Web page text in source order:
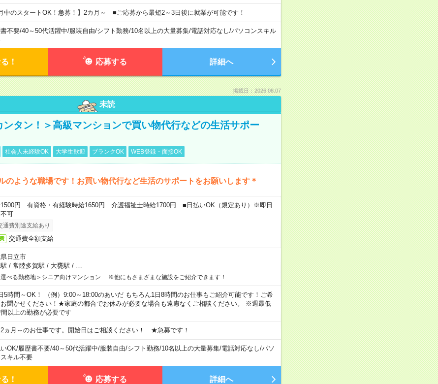
中のスタートOK！急募！】2カ月～ ■ご応募から最短2～3日後に就業が可能です！
不要/40～50代活躍中/服装自由/シフト勤務/10名以上の大量募集/電話対応なし/パソコンスキル
！ 応募する 詳細へ
掲載日：2026.08.07
未読
ンタン！＞高級マンションで買い物代行などの生活サポー
社会人未経験OK 大学生歓迎 ブランクOK WEB登録・面接OK
のような職場です！お買い物代行など生活のサポートをお願いします＊
円 有資格・有経験時給1650円 介護福祉士時給1700円 ■日払いOK（規定あり）※即日
可
通費別途支給あり
交通費全額支給
日立市
/ 常陸多賀駅 / 大甕駅 /
選べる勤務地＞シニア向けマンション ※他にもさまざまな施設をご紹介できます！
5時間～OK！ （例）9:00～18:00のあいだ もちろん1日8時間のお仕事もご紹介可能です！ご希
聞かせください！★家庭の都合でお休みが必要な場合も遠慮なくご相談ください。 ※週最低
間以上の勤務が必要です
ヵ月～のお仕事です。開始日はご相談ください！ ★急募です！
OK/履歴書不要/40～50代活躍中/服装自由/シフト勤務/10名以上の大量募集/電話対応なし/パソ
キル不要
！ 応募する 詳細へ